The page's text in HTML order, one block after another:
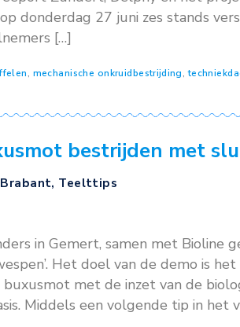
Ton Manders in Gemert,
buxusmot met
tips houden we u op de
,Buxus,buxusmot,feromoonval,
voor de
Water voor Brabant
jaarlijkse Techniekdag